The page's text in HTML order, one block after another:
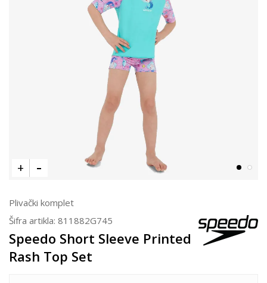
Plivački komplet
Šifra artikla: 811882G745
Speedo Short Sleeve Printed
Rash Top Set